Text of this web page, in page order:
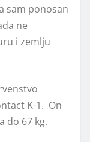
sam ponosan
ne
i zemlju
K-1. On
do 67 kg.